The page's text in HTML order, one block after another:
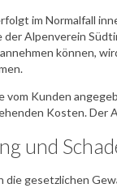
im Normalfall
der Alpenverein
können,
vom Kunden
Kosten. Der
und
die gesetzlichen